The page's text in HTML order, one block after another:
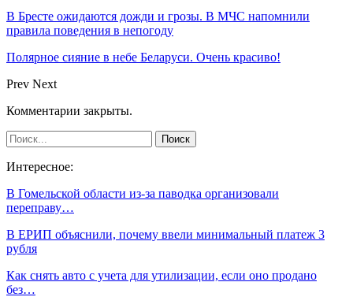
В Бресте ожидаются дожди и грозы. В МЧС напомнили
правила поведения в непогоду
Полярное сияние в небе Беларуси. Очень красиво!
Prev Next
Комментарии закрыты.
Интересное:
В Гомельской области из-за паводка организовали
переправу…
В ЕРИП объяснили, почему ввели минимальный платеж 3
рубля
Как снять авто с учета для утилизации, если оно продано
без…